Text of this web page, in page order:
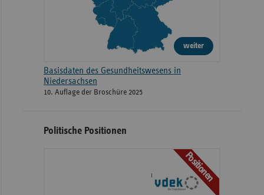
weiter
Basisdaten des Gesundheitswesens in
Niedersachsen
10. Auflage der Broschüre 2025
Politische Positionen
Positionen